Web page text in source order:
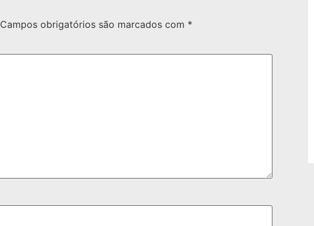
Campos obrigatórios são marcados com *